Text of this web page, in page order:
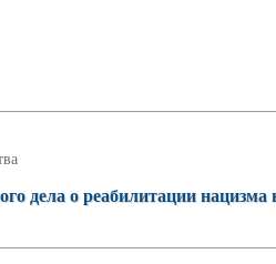
дела о реабилитации нацизма